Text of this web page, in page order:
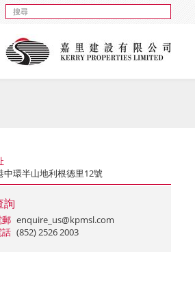
中環半山地利根德里12號
詢
郵 enquire_us@kpmsl.com
話 (852) 2526 2003